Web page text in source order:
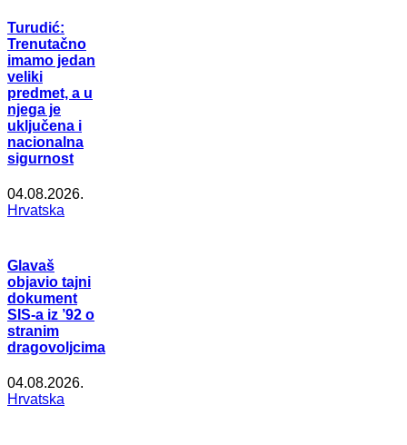
Turudić:
Trenutačno
imamo jedan
veliki
predmet, a u
njega je
uključena i
nacionalna
sigurnost
04.08.2026.
Hrvatska
Glavaš
objavio tajni
dokument
SIS-a iz ’92 o
stranim
dragovoljcima
04.08.2026.
Hrvatska